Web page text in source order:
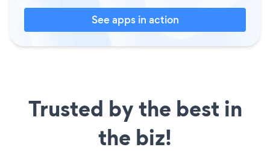
See apps in action
Trusted by the best in
the biz!